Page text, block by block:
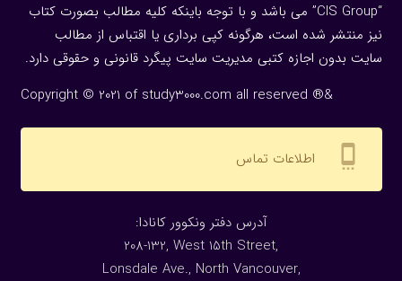
“CIS Group” می باشد و با توجه باینکه کلیه مطالب بصورت کتاب
نیز منتشر شده است، هرگونه كپی برداری یا اقتباس از مطالب
سایت بدون اجازه كتبی مدیریت سایت پیگرد قانونی و حقوقی دارد.
Copyright © 2021 of study3000.com all reserved ®&
settings_cell اطلاعات تماس
:آدرس دفتر ونکوور کانادا
208-132, West 15th Street,
Lonsdale Ave., North Vancouver,